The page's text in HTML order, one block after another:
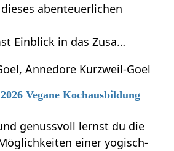
abenteuerlichen
Einblick in das Zusa…
Annedore Kurzweil-Goel
Vegane Kochausbildung
genussvoll lernst du die
einer yogisch-